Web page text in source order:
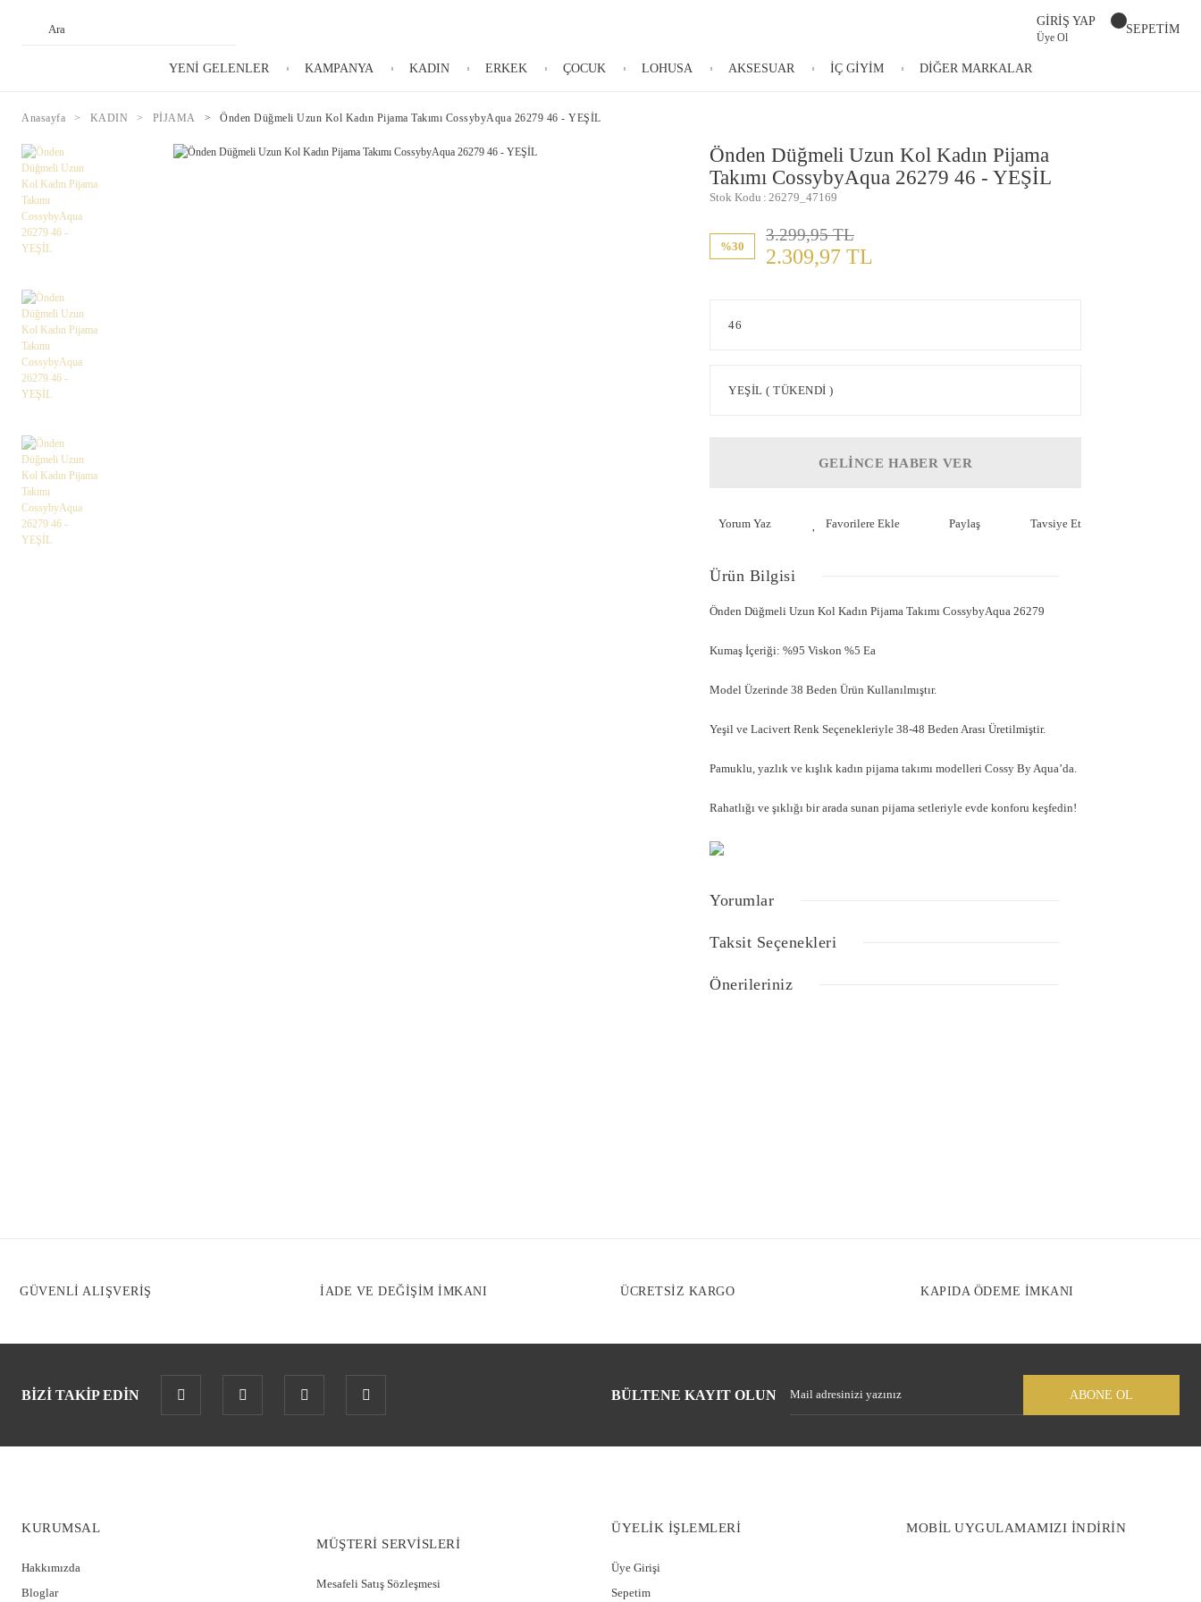
GİRİŞ YAP
Üye Ol
SEPETİM
YENİ GELENLER KAMPANYA KADIN ERKEK ÇOCUK LOHUSA AKSESUAR İÇ GİYİM DİĞER MARKALAR
Anasayfa KADIN PİJAMA Önden Düğmeli Uzun Kol Kadın Pijama Takımı CossybyAqua 26279 46 - YEŞİL
Önden Düğmeli Uzun Kol Kadın Pijama
Takımı CossybyAqua 26279 46 - YEŞİL
Stok Kodu 26279_47169
%30
3.299,95 TL
2.309,97 TL
GELİNCE HABER VER
Yorum Yaz Paylaş Tavsiye Et
Ürün Bilgisi
Önden Düğmeli Uzun Kol Kadın Pijama Takımı CossybyAqua 26279
Kumaş İçeriği: %95 Viskon %5 Ea
Model Üzerinde 38 Beden Ürün Kullanılmıştır.
Yeşil ve Lacivert Renk Seçenekleriyle 38-48 Beden Arası Üretilmiştir.
Pamuklu, yazlık ve kışlık kadın pijama takımı modelleri Cossy By Aqua’da.
Rahatlığı ve şıklığı bir arada sunan pijama setleriyle evde konforu keşfedin!
Yorumlar
Bu ürüne ilk yorumu siz yapın!
Taksit Seçenekleri
Önerileriniz
GÜVENLİ ALIŞVERİŞ İADE VE DEĞİŞİM İMKANI ÜCRETSİZ KARGO KAPIDA ÖDEME İMKANI
BİZİ TAKİP EDİN BÜLTENE KAYIT OLUN ABONE OL
KURUMSAL
Hakkımızda
Bloglar
MÜŞTERİ SERVİSLERİ
Mesafeli Satış Sözleşmesi
ÜYELİK İŞLEMLERİ
Üye Girişi
Sepetim
MOBİL UYGULAMAMIZI İNDİRİN